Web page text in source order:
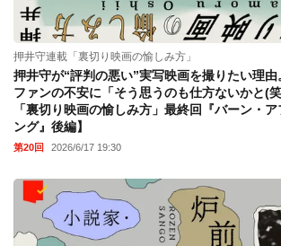
押井守連載「裏切り映画の愉しみ方」
押井守が“評判の悪い”実写映画を撮りたい理由
ファンの不安に「そう思うのも仕方ないかと(
「裏切り映画の愉しみ方」最終回『バーン・
ング』後編】
第20回 2026/6/17 19:30